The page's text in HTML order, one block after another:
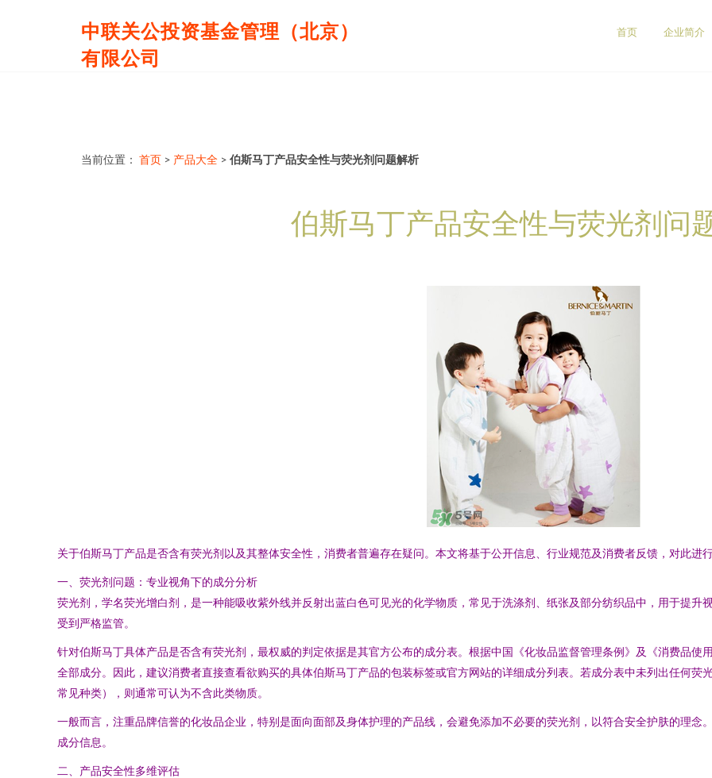
中联关公投资基金管理（北京）
有限公司
首页 企业简介
当前位置： 首页 > 产品大全 > 伯斯马丁产品安全性与荧光剂问题解析
伯斯马丁产品安全性与荧光剂问
关于伯斯马丁产品是否含有荧光剂以及其整体安全性，消费者普遍存在疑问。本文将基于公开信息、行业规范及消费者反馈，对此进
一、荧光剂问题：专业视角下的成分分析
荧光剂，学名荧光增白剂，是一种能吸收紫外线并反射出蓝白色可见光的化学物质，常见于洗涤剂、纸张及部分纺织品中，用于提升
受到严格监管。
针对伯斯马丁具体产品是否含有荧光剂，最权威的判定依据是其官方公布的成分表。根据中国《化妆品监督管理条例》及《消费品使
全部成分。因此，建议消费者直接查看欲购买的具体伯斯马丁产品的包装标签或官方网站的详细成分列表。若成分表中未列出任何荧
常见种类），则通常可认为不含此类物质。
一般而言，注重品牌信誉的化妆品企业，特别是面向面部及身体护理的产品线，会避免添加不必要的荧光剂，以符合安全护肤的理念
成分信息。
二、产品安全性多维评估